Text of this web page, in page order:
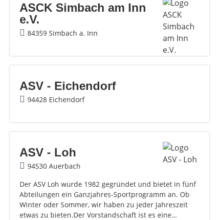
ASCK Simbach am Inn
e.V.
84359 Simbach a. Inn
ASV - Eichendorf
94428 Eichendorf
ASV - Loh
94530 Auerbach
Der ASV Loh wurde 1982 gegründet und bietet in fünf
Abteilungen ein Ganzjahres-Sportprogramm an. Ob
Winter oder Sommer, wir haben zu jeder Jahreszeit
etwas zu bieten.Der Vorstandschaft ist es eine…